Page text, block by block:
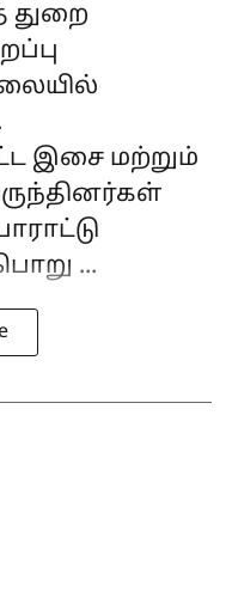
துறை
இசை மற்றும்
...